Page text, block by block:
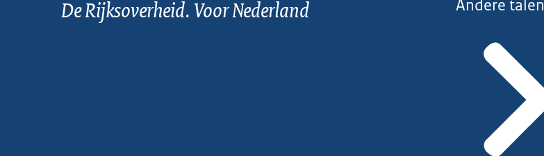
De Rijksoverheid. Voor Nederland Andere talen